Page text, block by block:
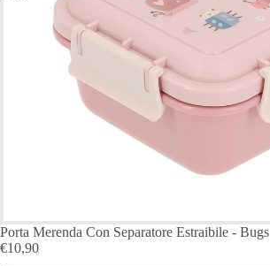
ESAURITO
Porta Merenda Con Separatore Estraibile - Bugs
€10,90